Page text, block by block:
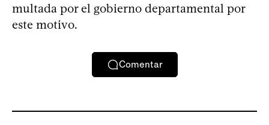
multada por el gobierno departamental por
este motivo.
Comentar